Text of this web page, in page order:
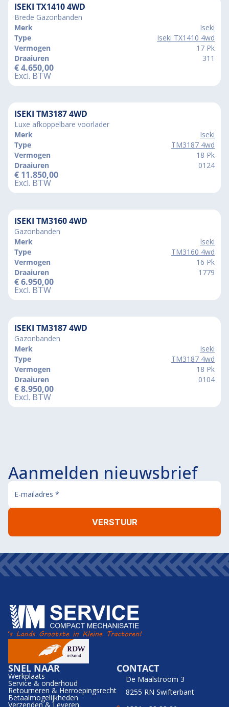
ISEKI TX1410 4WD
Brede Gazonbanden
Merk
Iseki
Type
Iseki TX1410 4wd
Vermogen
17 Pk
Draaiuren
311
€4.650,00
Excl. BTW
ISEKI TM3187 4WD
Luxe afkoppelbare voorlader
Merk
Iseki
Type
TM3187 4wd
Vermogen
18 Pk
Draaiuren
0124
€ 11.850,00
Excl. BTW
ISEKI TM3160 4WD
Gazonbanden
Merk
Iseki
Type
TM3160 4wd
Vermogen
16 Pk
Draaiuren
1779
€6.950,00
Excl. BTW
ISEKI TM3187 4WD
Gazonbanden
Merk
Iseki
Type
TM3187 4wd
Vermogen
18 Pk
Draaiuren
0104
€8.950,00
Excl. BTW
Aanmelden nieuwsbrief
SNEL NAAR
Werkplaats
Service & onderhoud
Retourneren & Herroepingsrecht
Betaalmogelijkheden
Verzenden & Leveren
CONTACT
De Maalstroom 3
8255 RN Swifterbant